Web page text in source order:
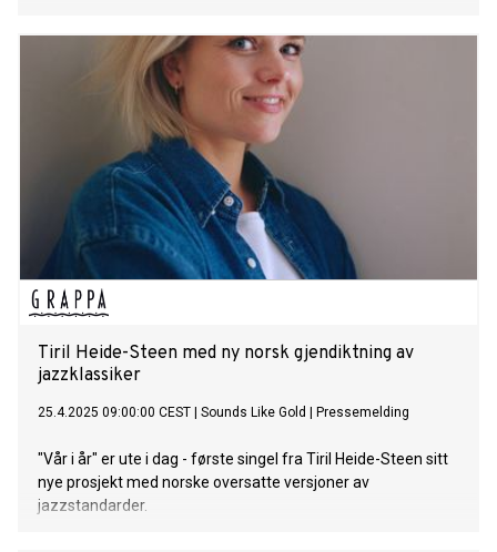
Tiril Heide-Steen med ny norsk gjendiktning av
jazzklassiker
25.4.2025 09:00:00 CEST Sounds Like Gold Pressemelding
"Vår i år" er ute i dag - første singel fra Tiril Heide-Steen sitt
nye prosjekt med norske oversatte versjoner av
jazzstandarder.